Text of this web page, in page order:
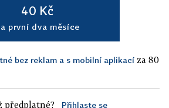
40 Kč
první dva měsíce
bez reklam a s mobilní aplikací za 80
předplatné? Přihlaste se